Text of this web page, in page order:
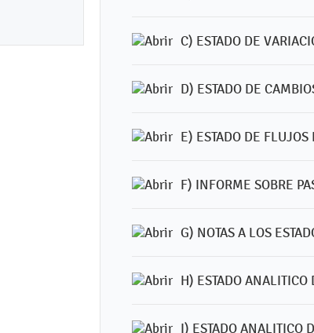
C) ESTADO DE
D) ESTADO DE
E) ESTADO DE FLUJOS
F) INFORME SOBRE
G) NOTAS A LOS
H) ESTADO ANALITICO
I) ESTADO ANALITICO